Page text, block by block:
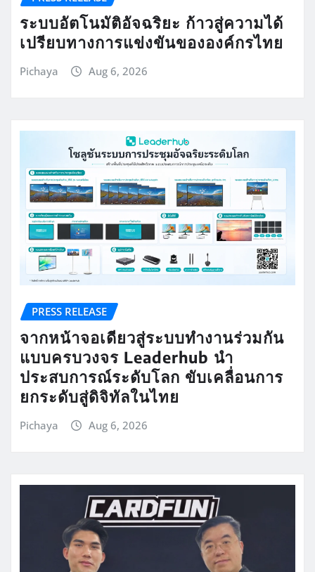
ระบบอัตโนมัติอัจฉริยะ ก้าวสู่ความได้
เปรียบทางการแข่งขันขององค์กรไทย
Pichaya Aug 6, 2026
PRESS RELEASE
จากหน้าจอเดียวสู่ระบบทำงานร่วมกัน
แบบครบวงจร Leaderhub นำ
ประสบการณ์ระดับโลก ขับเคลื่อนการ
ยกระดับสู่ดิจิทัลในไทย
Pichaya Aug 6, 2026